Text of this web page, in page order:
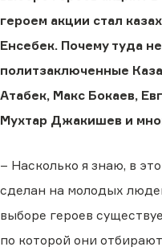
героем акции стал
Енсебек. Почему туда
политзаключенные
Атабек, Макс Бокаев,
Мухтар Джакишев и
– Насколько я знаю, в
сделан на молодых
выборе героев
по которой они